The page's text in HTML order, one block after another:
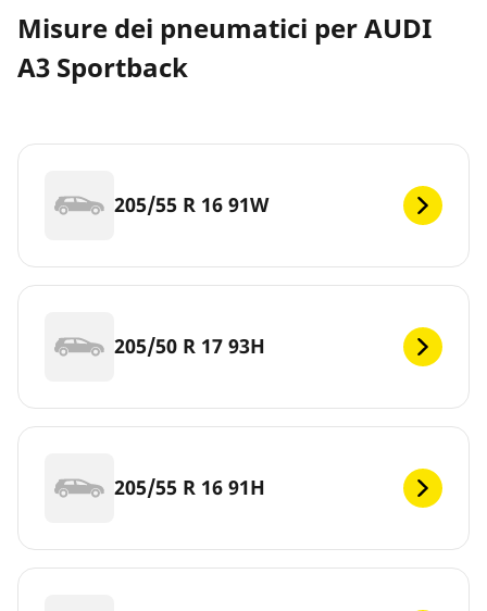
Misure dei pneumatici per AUDI
A3 Sportback
205/55 R 16 91W
205/50 R 17 93H
205/55 R 16 91H